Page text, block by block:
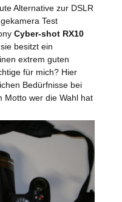
Alternative zur DSLR
Test
Cyber-shot RX10
besitzt ein
extrem guten
für mich? Hier
Bedürfnisse bei
Motto wer die Wahl hat